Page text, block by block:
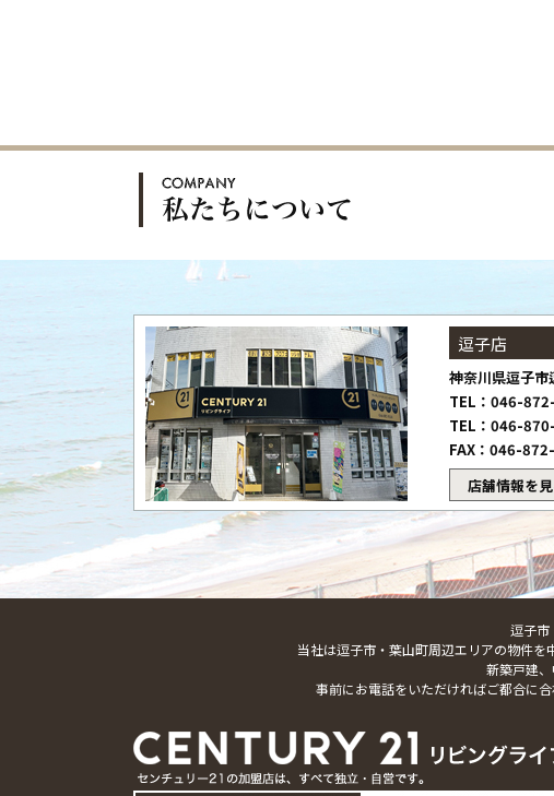
逗子店
神奈川県逗子
TEL：046-
TEL：046-
FAX：046-
店舗情報を
逗子市
当社は逗子市・葉山町周辺エリアの物件を
新築戸建
事前にお電話をいただければご都合に